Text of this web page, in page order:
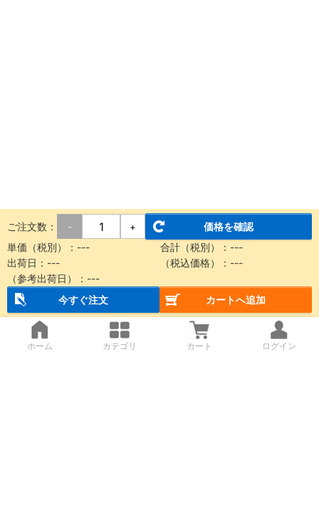
ご注文数： - +
価格を確認
単価（税別）： --- 合計（税別）： ---
出荷日： --- （税込価格）： ---
（参考出荷日）： ---
今すぐ注文
カートへ追加
ホーム カテゴリ カート ログイン